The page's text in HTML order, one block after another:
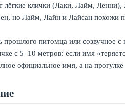
лёгкие клички (Лаки, Лайм,
но Лайм, Лайн и Лайсан похожи
питомца или созвучное
с 5–10 метров: если имя
официальное имя, а на